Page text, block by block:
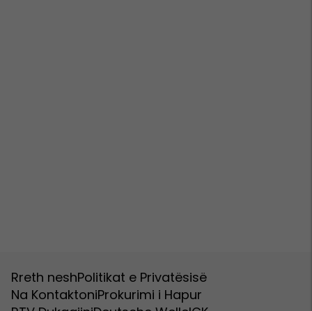
Rreth neshPolitikat e Privatësisë
Na KontaktoniProkurimi i Hapur